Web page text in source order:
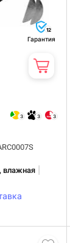
12
Гарантия
3 3 3
влажная